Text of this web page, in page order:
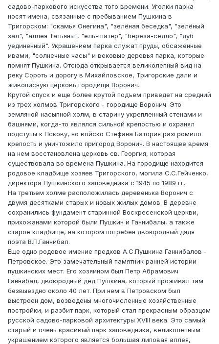
садово-паркового искусства того времени. Уголки парка
носят имена, связанные с пребыванием Пушкина в
Тригорском: "скамья Онегина", "зелёная беседка", "зелёный
зал", "аллея Татьяны", "ель-шатер", "береза-седло", "дуб
уединенный". Украшением парка служат пруды, обсаженные
ивами, "солнечные часы" и вековые деревья парка, которые
помнят Пушкина. Отсюда открывается великолепный вид на
реку Сороть и дорогу в Михайловское, Тригорские дали и
живописную церковь городища Воронич.
Крутой спуск и еще более крутой подъем приведет на средний
из трех холмов Тригорского - городище Воронич. Это
земляной насыпной холм, в старину укрепленный стенами и
башнями, когда-то являлся сильной крепостью и охранял
подступы к Пскову, но войско Стефана Батория разгромило
крепость и уничтожило пригород Воронич. В настоящее время
на нем восстановлена церковь св. Георгия, которая
существовала во времена Пушкина. На городище находится
родовое кладбище хозяев Тригорского, могила С.С.Гейченко,
директора Пушкинского заповедника с 1945 по 1989 гг.
На третьем холме расположилась деревенька Воронич с
двумя десятками старых и новых жилых домов. В деревне
сохранились фундамент старинной Воскресенской церкви,
прихожанами которой были Пушкин и Ганнибалы, а также
старое кладбище, на котором погребен двоюродный дядя
поэта В.П.Ганнибал.
Еще одно родовое имение предков А.С.Пушкина Ганнибалов -
Петровское. Это замечательный памятник ранней истории
пушкинских мест. Его хозяином был Петр Абрамович
Ганнибал, двоюродный дед Пушкина, который проживал там
безвыездно около 40 лет. При нем в Петровском был
выстроен дом, возведены многочисленные хозяйственные
постройки, и разбит парк, который стал прекрасным образцом
русской садово-парковой архитектуры ХVIII века. Это самый
старый и очень красивый парк заповедника, великолепным
украшением которого является большая липовая аллея,